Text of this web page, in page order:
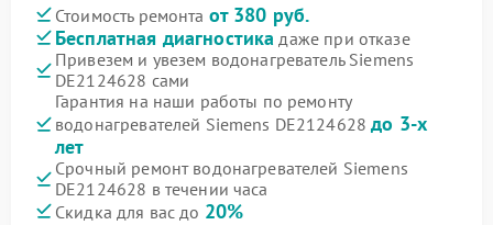
Стоимость ремонта от 380 руб.
Бесплатная диагностика даже при отказе
Привезем и увезем водонагреватель Siemens
DE2124628 сами
Гарантия на наши работы по ремонту
водонагревателей Siemens DE2124628до 3-х
лет
Срочный ремонт водонагревателей Siemens
DE2124628 в течении часа
Скидка для вас до 20%